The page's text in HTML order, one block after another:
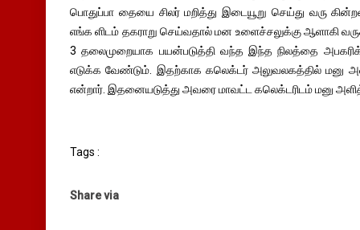
பொதுப்பா தையை சிலர் மறித்து இடையூறு செய்து வரு
எங்க ளிடம் தகராறு செய்வதால் மன உளைச்சலுக்கு ஆளாகி
3 தலைமுறையாக பயன்படுத்தி வந்த இந்த நிலத்தை
எடுக்க வேண்டும். இதற்காக கலெக்டர் அலுவலகத்தில் மனு
என்றார். இதனையடுத்து அவரை மாவட்ட கலெக்டரிடம் மனு
Tags :
Share via